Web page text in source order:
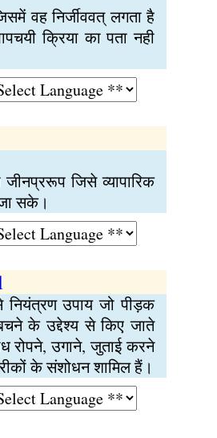
वह निर्जीववत् लगता है
क्रिया का पता नही
जिसे व्यापारिक
सके।
नियंत्रण उपाय जो पीड़क
के उद्देश्य से किए जाते
रोपने, उगाने, जुताई करने
के संशोधन शामिल हैं।